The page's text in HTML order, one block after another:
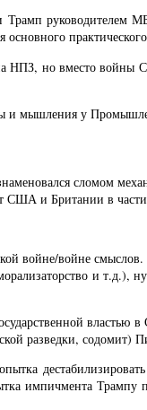
руководителем
НПЗ, но вместо
и мышления у
сломом
США и Британии в
войне смыслов.
и т.д.),
разведки, содомит)
импичмента